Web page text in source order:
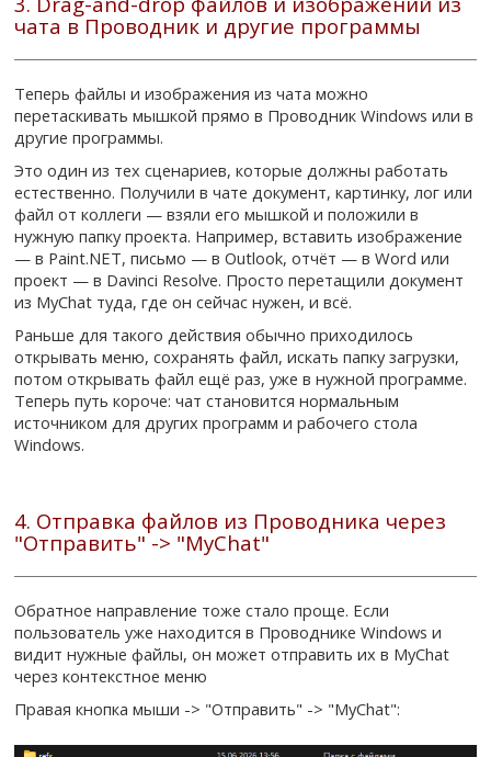
чата в Проводник и другие программы
Теперь файлы и изображения из чата можно
перетаскивать мышкой прямо в Проводник Windows или в
другие программы.
Это один из тех сценариев, которые должны работать
естественно. Получили в чате документ, картинку, лог или
файл от коллеги — взяли его мышкой и положили в
нужную папку проекта. Например, вставить изображение
— в Paint.NET, письмо — в Outlook, отчёт — в Word или
проект — в Davinci Resolve. Просто перетащили документ
из MyChat туда, где он сейчас нужен, и всё.
Раньше для такого действия обычно приходилось
открывать меню, сохранять файл, искать папку загрузки,
потом открывать файл ещё раз, уже в нужной программе.
Теперь путь короче: чат становится нормальным
источником для других программ и рабочего стола
Windows.
4. Отправка файлов из Проводника через
"Отправить" -> "MyChat"
Обратное направление тоже стало проще. Если
пользователь уже находится в Проводнике Windows и
видит нужные файлы, он может отправить их в MyChat
через контекстное меню
Правая кнопка мыши -> "Отправить" -> "MyChat":